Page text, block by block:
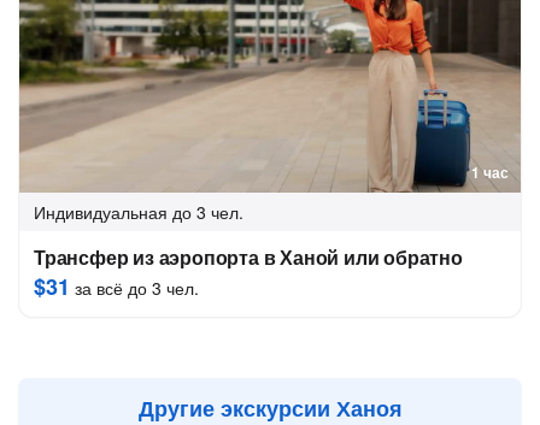
1 час
Индивидуальная до 3 чел.
Трансфер из аэропорта в Ханой или обратно
$31 за всё до 3 чел.
Другие экскурсии Ханоя